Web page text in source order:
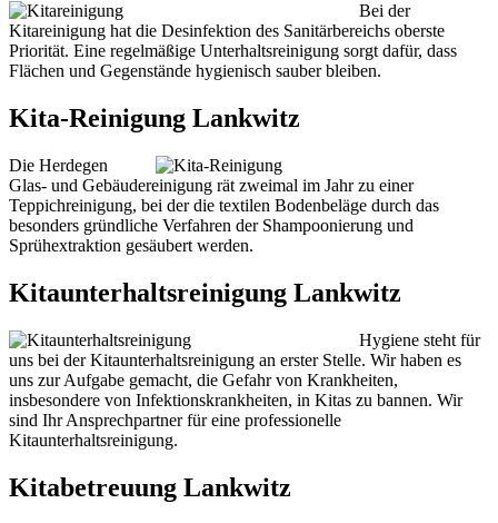
Bei der
Kitareinigung hat die Desinfektion des Sanitärbereichs oberste
Priorität. Eine regelmäßige Unterhaltsreinigung sorgt dafür, dass
Flächen und Gegenstände hygienisch sauber bleiben.
Kita-Reinigung Lankwitz
Die Herdegen
Glas- und Gebäudereinigung rät zweimal im Jahr zu einer
Teppichreinigung, bei der die textilen Bodenbeläge durch das
besonders gründliche Verfahren der Shampoonierung und
Sprühextraktion gesäubert werden.
Kitaunterhaltsreinigung Lankwitz
Hygiene steht für
uns bei der Kitaunterhaltsreinigung an erster Stelle. Wir haben es
uns zur Aufgabe gemacht, die Gefahr von Krankheiten,
insbesondere von Infektionskrankheiten, in Kitas zu bannen. Wir
sind Ihr Ansprechpartner für eine professionelle
Kitaunterhaltsreinigung.
Kitabetreuung Lankwitz